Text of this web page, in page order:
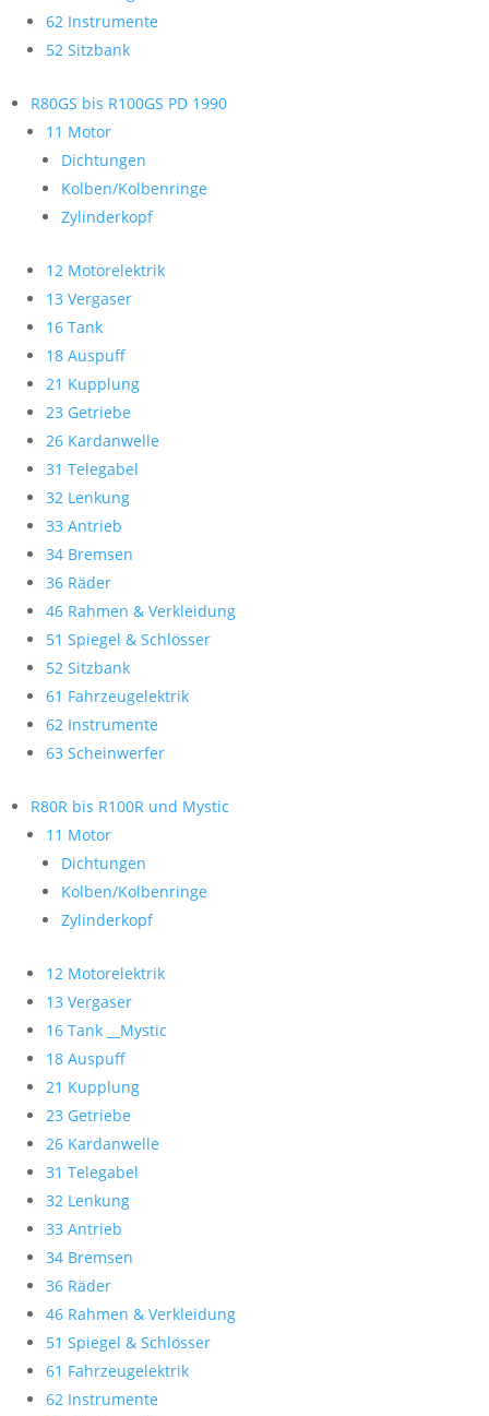
62 Instrumente
52 Sitzbank
R80GS bis R100GS PD 1990
11 Motor
Dichtungen
Kolben/Kolbenringe
Zylinderkopf
12 Motorelektrik
13 Vergaser
16 Tank
18 Auspuff
21 Kupplung
23 Getriebe
26 Kardanwelle
31 Telegabel
32 Lenkung
33 Antrieb
34 Bremsen
36 Räder
46 Rahmen & Verkleidung
51 Spiegel & Schlösser
52 Sitzbank
61 Fahrzeugelektrik
62 Instrumente
63 Scheinwerfer
R80R bis R100R und Mystic
11 Motor
Dichtungen
Kolben/Kolbenringe
Zylinderkopf
12 Motorelektrik
13 Vergaser
16 Tank __Mystic
18 Auspuff
21 Kupplung
23 Getriebe
26 Kardanwelle
31 Telegabel
32 Lenkung
33 Antrieb
34 Bremsen
36 Räder
46 Rahmen & Verkleidung
51 Spiegel & Schlösser
61 Fahrzeugelektrik
62 Instrumente